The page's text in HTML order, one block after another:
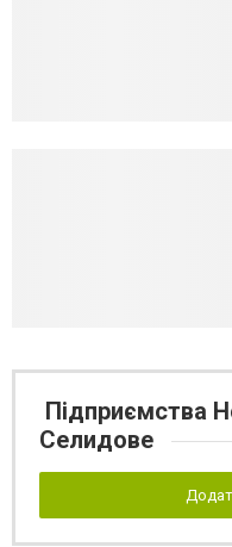
Підприємства
Селидове